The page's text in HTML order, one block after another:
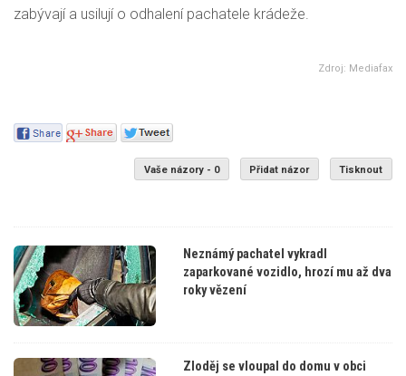
zabývají a usilují o odhalení pachatele krádeže.
Zdroj: Mediafax
Vaše názory - 0 Přidat názor Tisknout
Neznámý pachatel vykradl
zaparkované vozidlo, hrozí mu až dva
roky vězení
Zloděj se vloupal do domu v obci